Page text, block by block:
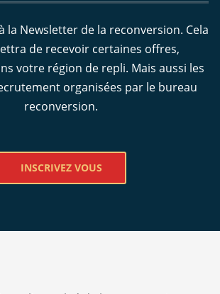
la Newsletter de la reconversion. Cela
de recevoir certaines offres,
votre région de repli. Mais aussi les
organisées par le bureau
reconversion.
INSCRIVEZ VOUS